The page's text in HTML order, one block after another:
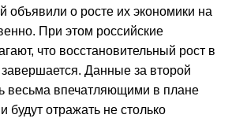
о росте их экономики на
При этом российские
что восстановительный рост в
Данные за второй
весьма впечатляющими в плане
будут отражать не столько